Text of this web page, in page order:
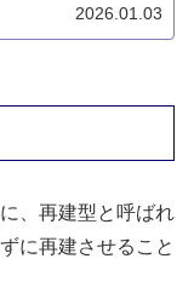
2026.01.03
、再建型と呼ばれ
に再建させること